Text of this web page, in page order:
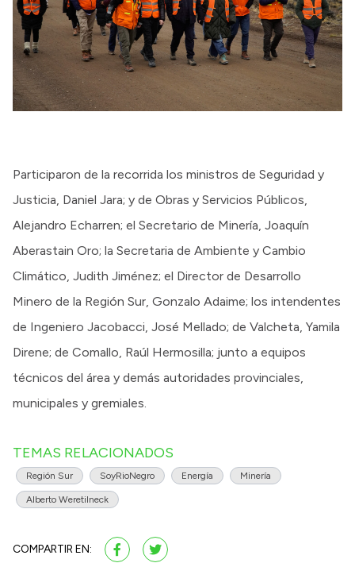
Participaron de la recorrida los ministros de Seguridad y
Justicia, Daniel Jara; y de Obras y Servicios Públicos,
Alejandro Echarren; el Secretario de Minería, Joaquín
Aberastain Oro; la Secretaria de Ambiente y Cambio
Climático, Judith Jiménez; el Director de Desarrollo
Minero de la Región Sur, Gonzalo Adaime; los intendentes
de Ingeniero Jacobacci, José Mellado; de Valcheta, Yamila
Direne; de Comallo, Raúl Hermosilla; junto a equipos
técnicos del área y demás autoridades provinciales,
municipales y gremiales.
TEMAS RELACIONADOS
Región Sur SoyRioNegro Energía Minería
Alberto Weretilneck
COMPARTIR EN: